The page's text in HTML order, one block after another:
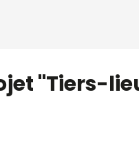
"Tiers-